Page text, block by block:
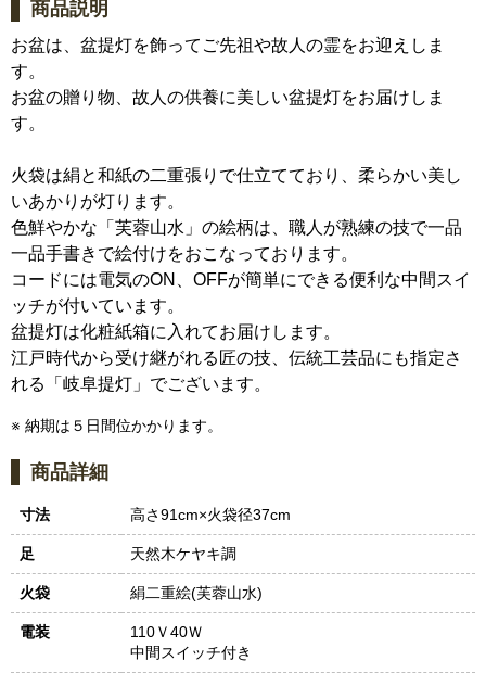
商品説明
お盆は、盆提灯を飾ってご先祖や故人の霊をお迎えしま
す。
お盆の贈り物、故人の供養に美しい盆提灯をお届けしま
す。
火袋は絹と和紙の二重張りで仕立てており、柔らかい美し
いあかりが灯ります。
色鮮やかな「芙蓉山水」の絵柄は、職人が熟練の技で一品
一品手書きで絵付けをおこなっております。
コードには電気のON、OFFが簡単にできる便利な中間スイ
ッチが付いています。
盆提灯は化粧紙箱に入れてお届けします。
江戸時代から受け継がれる匠の技、伝統工芸品にも指定さ
れる「岐阜提灯」でございます。
※ 納期は５日間位かかります。
商品詳細
寸法 高さ91cm×火袋径37cm
足 天然木ケヤキ調
火袋 絹二重絵(芙蓉山水)
電装
110Ｖ40Ｗ
中間スイッチ付き